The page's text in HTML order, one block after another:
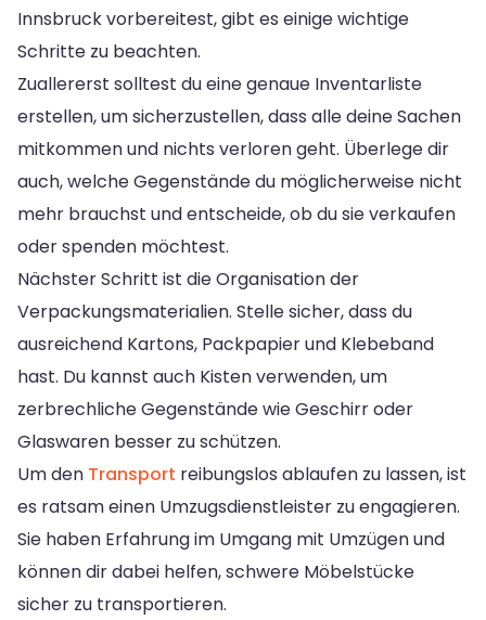
Innsbruck vorbereitest, gibt es einige wichtige
Schritte zu beachten.
Zuallererst solltest du eine genaue Inventarliste
erstellen, um sicherzustellen, dass alle deine Sachen
mitkommen und nichts verloren geht. Überlege dir
auch, welche Gegenstände du möglicherweise nicht
mehr brauchst und entscheide, ob du sie verkaufen
oder spenden möchtest.
Nächster Schritt ist die Organisation der
Verpackungsmaterialien. Stelle sicher, dass du
ausreichend Kartons, Packpapier und Klebeband
hast. Du kannst auch Kisten verwenden, um
zerbrechliche Gegenstände wie Geschirr oder
Glaswaren besser zu schützen.
Um den Transport reibungslos ablaufen zu lassen, ist
es ratsam einen Umzugsdienstleister zu engagieren.
Sie haben Erfahrung im Umgang mit Umzügen und
können dir dabei helfen, schwere Möbelstücke
sicher zu transportieren.